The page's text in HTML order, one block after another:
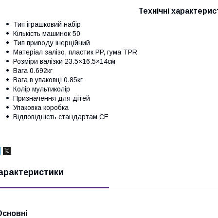
Технічні
Тип іграшковий набір
Кількість машинок 50
Тип приводу інерційний
Матеріал залізо, пластик PP, гума TPR
Розміри валізки 23.5×16.5×14см
Вага 0.692кг
Вага в упаковці 0.85кг
Колір мультиколір
Призначення для дітей
Упаковка коробка
Відповідність стандартам CE